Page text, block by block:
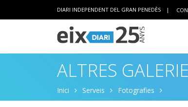
DIARI INDEPENDENT DEL GRAN PENEDÈS |
ALTRES
Inici Serveis Fotografies